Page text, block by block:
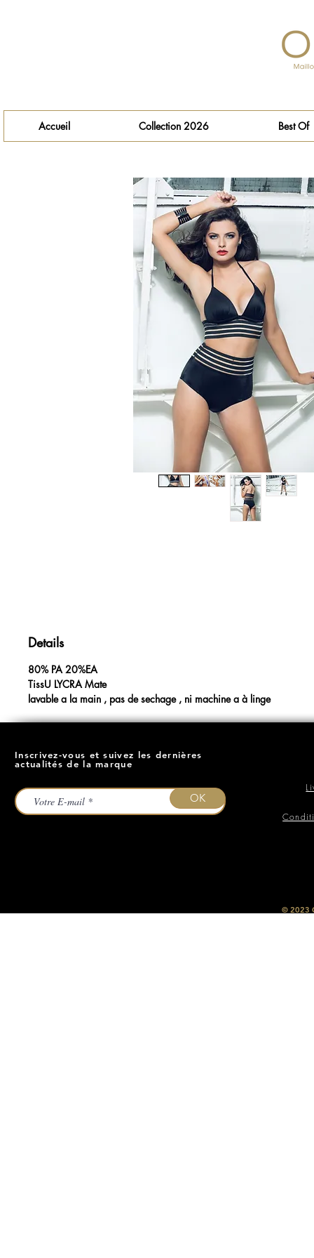
Accueil Collection 2026 Best Of
Details
80% PA 20%EA
TissU LYCRA Mate
lavable a la main , pas de sechage , ni machine a à linge
Inscrivez-vous et suivez les dernières
actualités de la marque
OK
​© 2023